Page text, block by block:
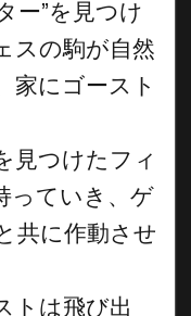
ー”を見つけ
スの駒が自然
家にゴースト
見つけたフィ
っていき、ゲ
共に作動させ
トは飛び出